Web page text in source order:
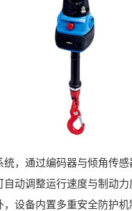
通过编码器与倾角传感
动调整运行速度与制动
设备内置多重安全防护